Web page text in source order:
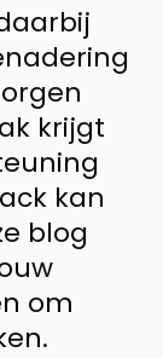
krijgt
kan
blog
om